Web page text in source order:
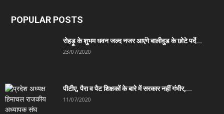
POPULAR POSTS
रोहड़ू के शुभम धवन जल्द नजर आएंगे बालीवुड के छोटे पर्दे...
23/07/2020
पीटीए, पैरा व पैट शिक्षकों के बारे में सरकार नहीं गंभीर,...
11/07/2020